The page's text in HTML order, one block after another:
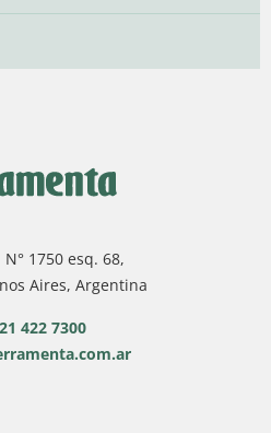
1750 esq. 68,
Aires, Argentina
422 7300